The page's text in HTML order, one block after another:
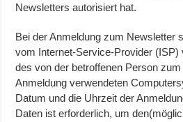
Newsletters autorisiert hat.
Bei der Anmeldung zum Newsletter
vom Internet-Service-Provider (ISP)
des von der betroffenen Person
Anmeldung verwendeten
Datum und die Uhrzeit der
Daten ist erforderlich, um